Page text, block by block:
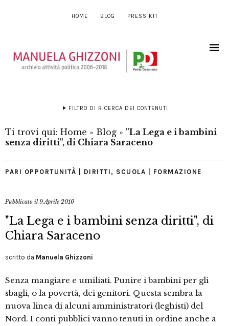
HOME BLOG PRESS KIT
FILTRO DI RICERCA DEI CONTENUTI
Ti trovi qui: Home » Blog » "La Lega e i bambini
senza diritti", di Chiara Saraceno
PARI OPPORTUNITÀ | DIRITTI , SCUOLA | FORMAZIONE
Pubblicato il9 Aprile 2010
"La Lega e i bambini senza diritti", di
Chiara Saraceno
scritto da Manuela Ghizzoni
Senza mangiare e umiliati. Punire i bambini per gli
sbagli, o la povertà, dei genitori. Questa sembra la
nuova linea di alcuni amministratori (leghisti) del
Nord. I conti pubblici vanno tenuti in ordine anche a